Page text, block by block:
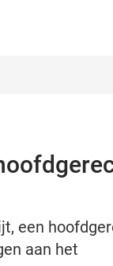
een
aan het